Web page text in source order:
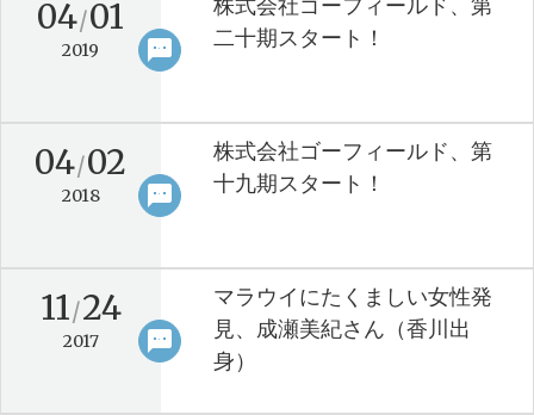
sms
04/01
2019
株式会社ゴーフィールド、第
二十期スタート！
keyboard_arrow_right
sms
04/02
2018
株式会社ゴーフィールド、第
十九期スタート！
keyboard_arrow_right
sms
11/24
2017
マラウイにたくましい女性発
見、成瀬美紀さん（香川出
身）
keyboard_arrow_right